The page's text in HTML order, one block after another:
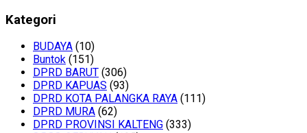
Kategori
BUDAYA (10)
Buntok (151)
DPRD BARUT (306)
DPRD KAPUAS (93)
DPRD KOTA PALANGKA RAYA (111)
DPRD MURA (62)
DPRD PROVINSI KALTENG (333)